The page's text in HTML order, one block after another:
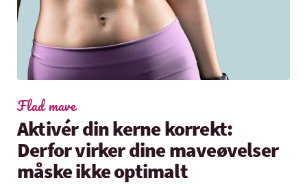
Flad mave
Aktivér din kerne korrekt:
Derfor virker dine maveøvelser
måske ikke optimalt